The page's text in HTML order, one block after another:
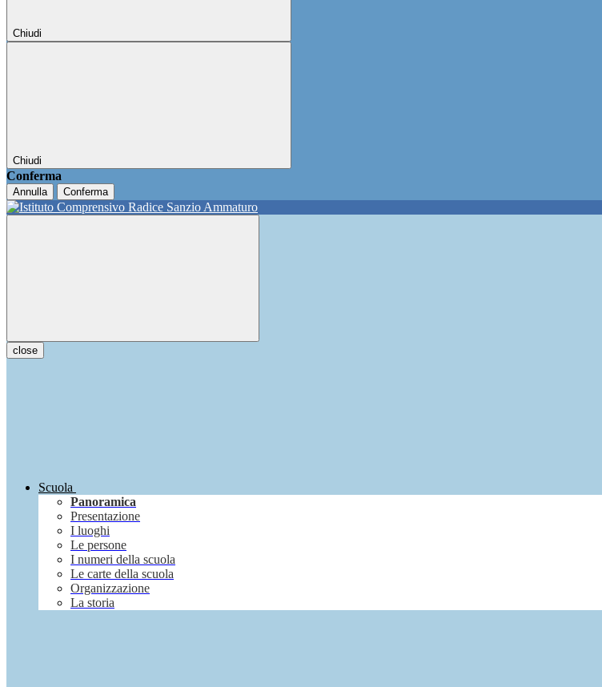
Chiudi
Chiudi
Conferma
Annulla Conferma
close
Scuola
Panoramica
Presentazione
I luoghi
Le persone
I numeri della scuola
Le carte della scuola
Organizzazione
La storia